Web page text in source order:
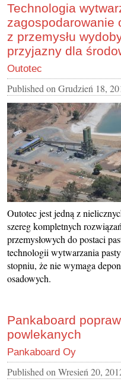
Technologia
zagospodarowanie
z przemysłu
przyjazny dla
Outotec
Published on Grudzień 18,
Outotec jest jedną z
szereg kompletnych
przemysłowych do postaci
technologii wytwarzania
stopniu, że nie wymaga
osadowych.
Pankaboard
powlekanych
Pankaboard Oy
Published on Wresień 20,